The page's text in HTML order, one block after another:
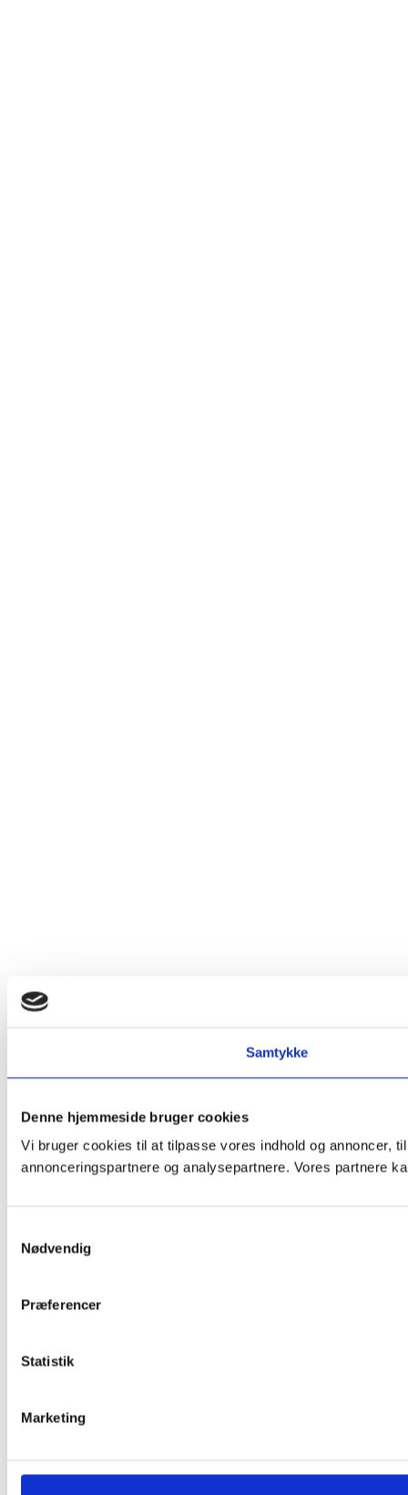
Samtykke
Denne hjemmeside bruger cookies
Vi bruger cookies til at tilpasse vores indhold og annoncer,
annonceringspartnere og analysepartnere. Vores partnere
Nødvendig
Præferencer
Statistik
Marketing